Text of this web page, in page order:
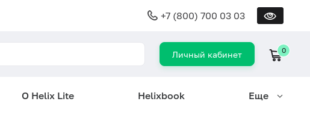
+7 (800) 700 03 03
Личный кабинет 0
О Helix Lite Helixbook Еще